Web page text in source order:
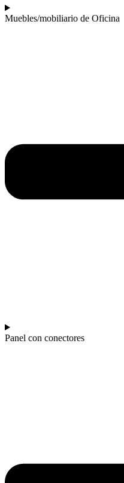
Muebles/mobiliario de Oficina
Panel con conectores